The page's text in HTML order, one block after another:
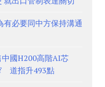
有必要同中方保持溝通
國H200高階AI芯
道指升493點